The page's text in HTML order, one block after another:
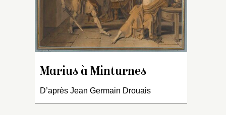
Marius à Minturnes
D’après Jean Germain Drouais